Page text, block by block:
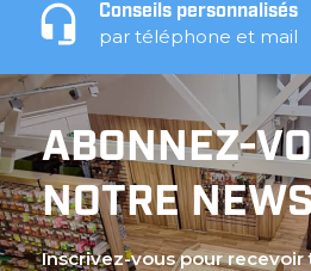
Conseils personnalisés
par téléphone et mail
ABONNEZ-
NOTRE
Inscrivez-vous pour recevoir